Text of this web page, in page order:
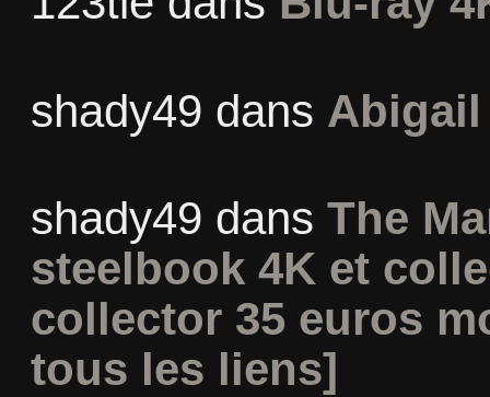
shady49 dans
shady49 dans The
steelbook 4K et
collector 35 euros
tous les liens]